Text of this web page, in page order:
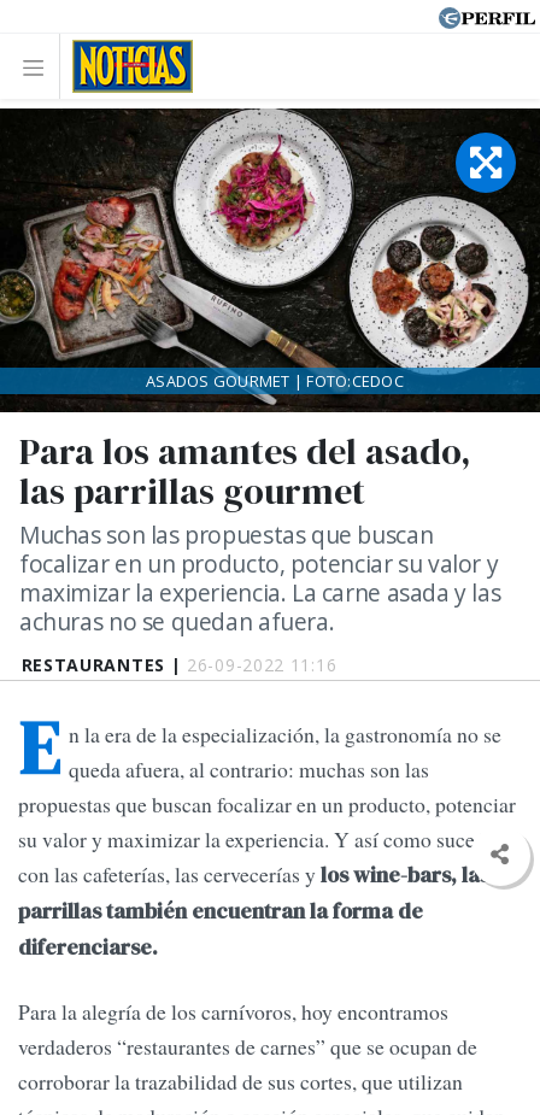
RESTAURANTES | 26-09-2022 11:16
Para los amantes del asado,
las parrillas gourmet
Muchas son las propuestas que buscan
focalizar en un producto, potenciar su valor y
maximizar la experiencia. La carne asada y las
achuras no se quedan afuera.
ASADOS GOURMET | FOTO:CEDOC
E n la era de la especialización, la gastronomía no se
queda afuera, al contrario: muchas son las
propuestas que buscan focalizar en un producto, potenciar
su valor y maximizar la experiencia. Y así como sucede
con las cafeterías, las cervecerías y los wine-bars, las
parrillas también encuentran la forma de
diferenciarse.
Para la alegría de los carnívoros, hoy encontramos
verdaderos “restaurantes de carnes” que se ocupan de
corroborar la trazabilidad de sus cortes, que utilizan